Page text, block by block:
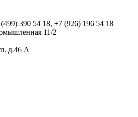
390 54 18, +7 (926) 196 54 18
11/2
д.46 А